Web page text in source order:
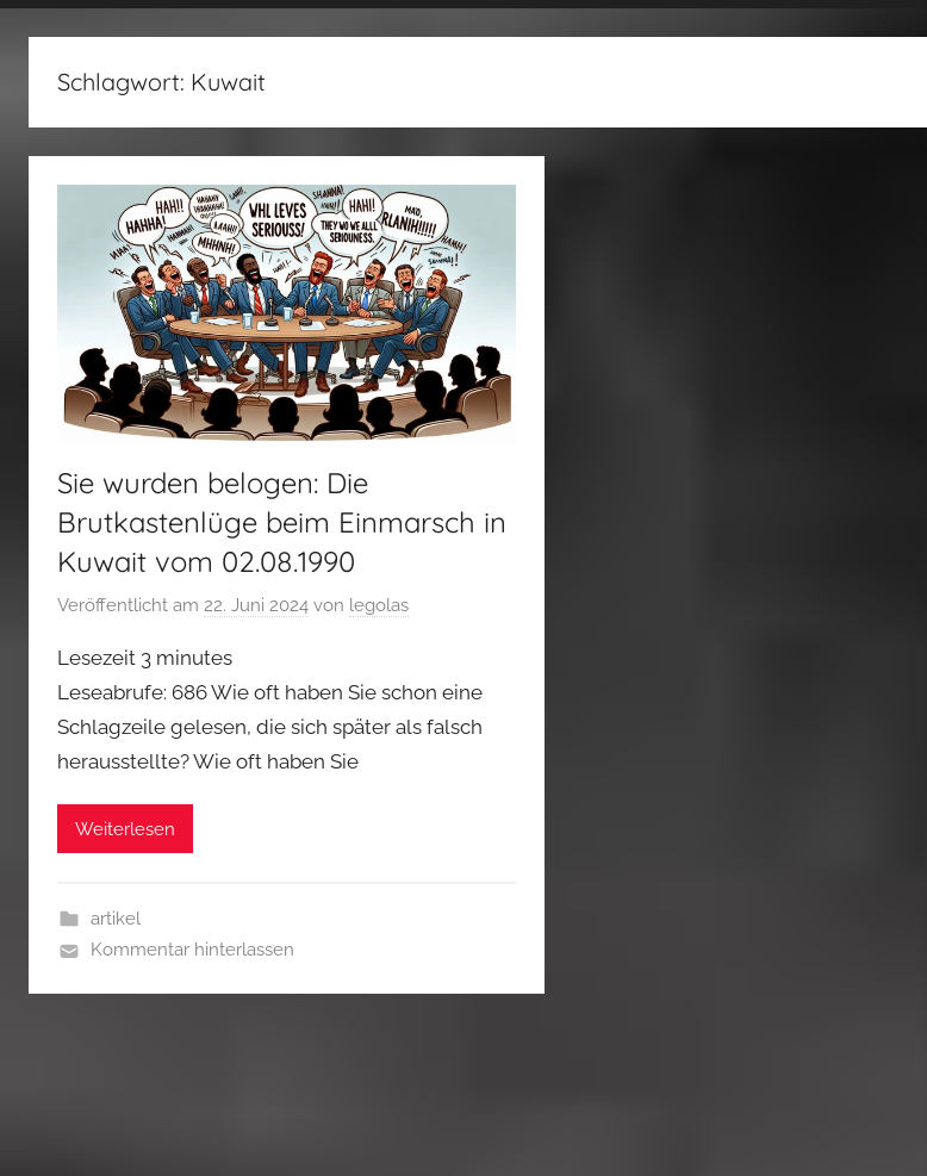
fertig…!
Schlagwort: Kuwait
Sie wurden belogen: Die
Brutkastenlüge beim Einmarsch in
Kuwait vom 02.08.1990
Veröffentlicht am 22. Juni 2024 von legolas
Lesezeit 3 minutes
Leseabrufe: 686 Wie oft haben Sie schon eine
Schlagzeile gelesen, die sich später als falsch
herausstellte? Wie oft haben Sie
Weiterlesen
artikel
Kommentar hinterlassen